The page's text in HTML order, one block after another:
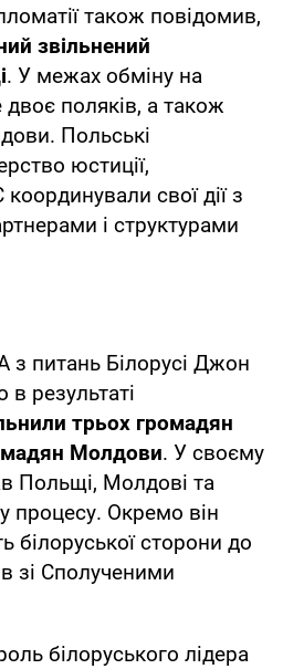
також повідомив,
звільнений
. У межах обміну на
поляків, а також
Польські
юстиції,
свої дії з
і структурами
питань Білорусі Джон
результаті
трьох громадян
Молдови. У своєму
Польщі, Молдові та
процесу. Окремо він
білоруської сторони до
зі Сполученими
білоруського лідера